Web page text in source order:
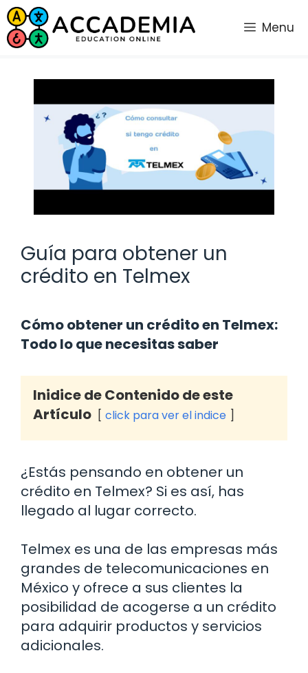
Saltar
al
contenido
Menu
Guía para obtener un
crédito en Telmex
Cómo obtener un crédito en Telmex:
Todo lo que necesitas saber
Inidice de Contenido de este
Artículo
click para ver el indice
¿Estás pensando en obtener un
crédito en Telmex? Si es así, has
llegado al lugar correcto.
Telmex es una de las empresas más
grandes de telecomunicaciones en
México y ofrece a sus clientes la
posibilidad de acogerse a un crédito
para adquirir productos y servicios
adicionales.